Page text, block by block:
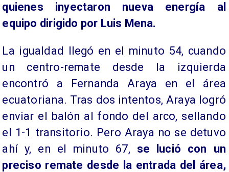
quienes inyectaron nueva energía al
equipo dirigido por Luis Mena.
La igualdad llegó en el minuto 54, cuando
un centro-remate desde la izquierda
encontró a Fernanda Araya en el área
ecuatoriana. Tras dos intentos, Araya logró
enviar el balón al fondo del arco, sellando
el 1-1 transitorio. Pero Araya no se detuvo
ahí y, en el minuto 67, se lució con un
preciso remate desde la entrada del área,